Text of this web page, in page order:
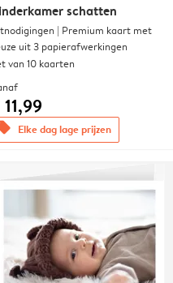
schatten
| Premium kaart met
uit 3 papierafwerkingen
van 10 kaarten
Elke dag lage prijzen